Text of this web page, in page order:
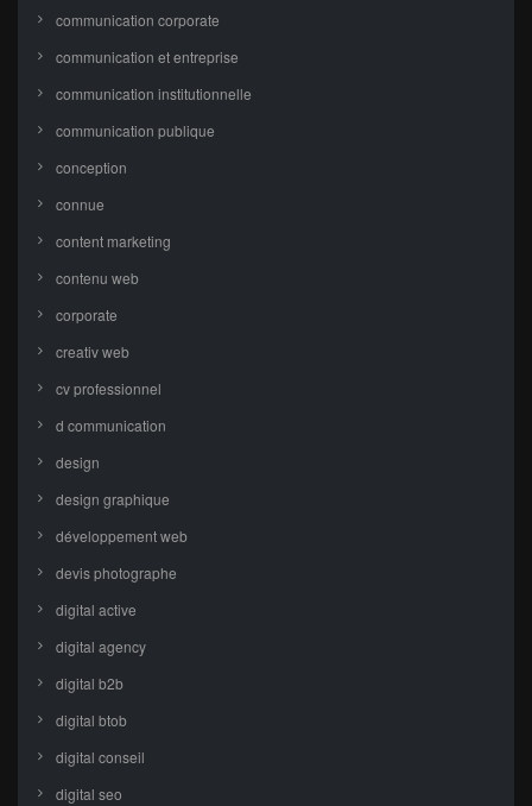
communication corporate
communication et entreprise
communication institutionnelle
communication publique
conception
connue
content marketing
contenu web
corporate
creativ web
cv professionnel
d communication
design
design graphique
développement web
devis photographe
digital active
digital agency
digital b2b
digital btob
digital conseil
digital seo